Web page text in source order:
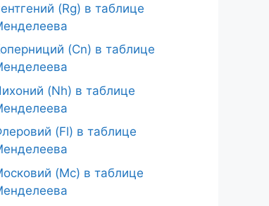
(Rg) в таблице
(Cn) в таблице
(Nh) в таблице
(Fl) в таблице
(Mc) в таблице